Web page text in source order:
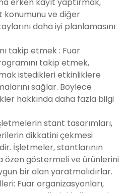
erken kayıt yaptırmak,
ve diğer
daha iyi planlamasını
takip etmek : Fuar
takip etmek,
istedikleri etkinliklere
sağlar. Böylece
hakkında daha fazla bilgi
stant tasarımları,
dikkatini çekmesi
İşletmeler, stantlarının
özen göstermeli ve ürünlerini
bir alan yaratmalıdırlar.
Fuar organizasyonları,